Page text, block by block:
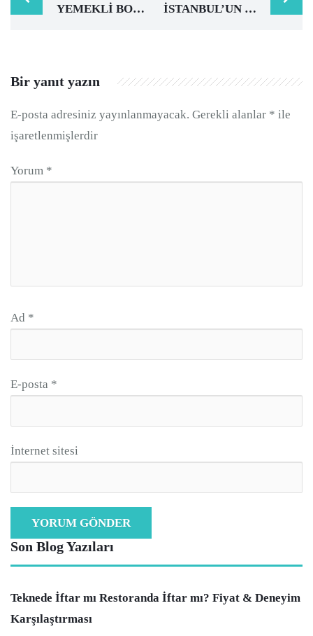
YEMEKLI BOĞAZ TURU NASIL YAPILIR?
İSTANBUL’UN EN İYI KAHVALTI MEKANLARI
Bir yanıt yazın
E-posta adresiniz yayınlanmayacak. Gerekli alanlar * ile
işaretlenmişlerdir
Yorum *
Ad *
E-posta *
İnternet sitesi
Son Blog Yazıları
Teknede İftar mı Restoranda İftar mı? Fiyat & Deneyim
Karşılaştırması